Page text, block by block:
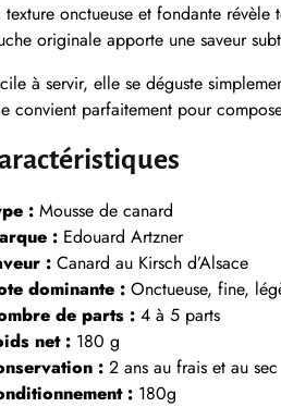
texture onctueuse et fondante
originale apporte une saveur
à servir, elle se déguste
convient parfaitement pour
:Mousse de canard
:Edouard Artzner
:Canard au Kirsch d’Alsace
dominante :Onctueuse, fine,
de parts :4 à 5 parts
net :180 g
:2 ans au frais et au sec
:180g